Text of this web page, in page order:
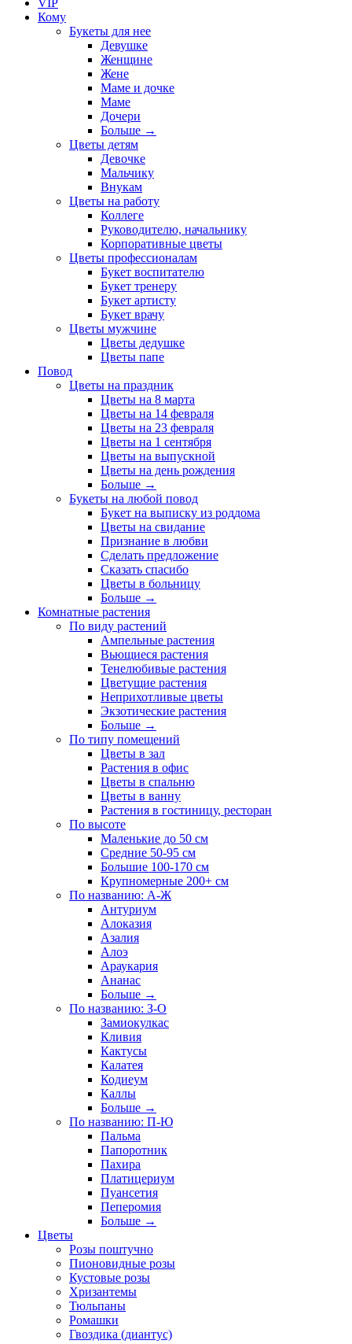
VIP
Кому
Букеты для нее
Девушке
Женщине
Жене
Маме и дочке
Маме
Дочери
Больше →
Цветы детям
Девочке
Мальчику
Внукам
Цветы на работу
Коллеге
Руководителю, начальнику
Корпоративные цветы
Цветы профессионалам
Букет воспитателю
Букет тренеру
Букет артисту
Букет врачу
Цветы мужчине
Цветы дедушке
Цветы папе
Повод
Цветы на праздник
Цветы на 8 марта
Цветы на 14 февраля
Цветы на 23 февраля
Цветы на 1 сентября
Цветы на выпускной
Цветы на день рождения
Больше →
Букеты на любой повод
Букет на выписку из роддома
Цветы на свидание
Признание в любви
Сделать предложение
Сказать спасибо
Цветы в больницу
Больше →
Комнатные растения
По виду растений
Ампельные растения
Вьющиеся растения
Тенелюбивые растения
Цветущие растения
Неприхотливые цветы
Экзотические растения
Больше →
По типу помещений
Цветы в зал
Растения в офис
Цветы в спальню
Цветы в ванну
Растения в гостиницу, ресторан
По высоте
Маленькие до 50 см
Средние 50-95 см
Большие 100-170 см
Крупномерные 200+ см
По названию: А-Ж
Антуриум
Алоказия
Азалия
Алоэ
Араукария
Ананас
Больше →
По названию: З-О
Замиокулкас
Кливия
Кактусы
Калатея
Кодиеум
Каллы
Больше →
По названию: П-Ю
Пальма
Папоротник
Пахира
Платицериум
Пуансетия
Пеперомия
Больше →
Цветы
Розы поштучно
Пионовидные розы
Кустовые розы
Хризантемы
Тюльпаны
Ромашки
Гвоздика (диантус)